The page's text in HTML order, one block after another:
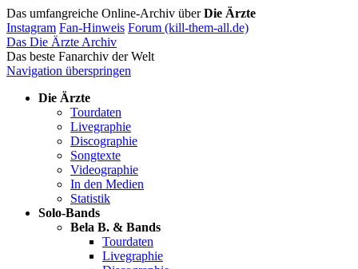
Das umfangreiche Online-Archiv überDie Ärzte
Instagram Fan-Hinweis Forum (kill-them-all.de)
Das Die Ärzte Archiv
Das beste Fanarchiv der Welt
Navigation überspringen
Die Ärzte
Tourdaten
Livegraphie
Discographie
Songtexte
Videographie
In den Medien
Statistik
Solo-Bands
Bela B. & Bands
Tourdaten
Livegraphie